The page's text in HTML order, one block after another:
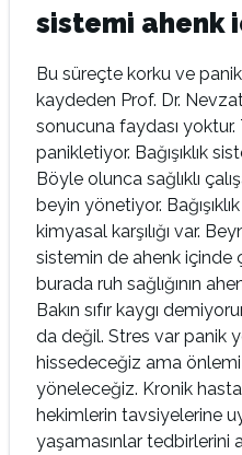
sistemi ahenk
Bu süreçte korku ve
kaydeden Prof. Dr.
sonucuna faydası yoktur.
panikletiyor. Bağışıklık
Böyle olunca sağlıklı
beyin yönetiyor.
kimyasal karşılığı var.
sistemin de ahenk içinde
burada ruh sağlığının
Bakın sıfır kaygı
da değil. Stres var panik
hissedeceğiz ama
yöneleceğiz. Kronik
hekimlerin tavsiyelerine
yaşamasınlar tedbirlerini